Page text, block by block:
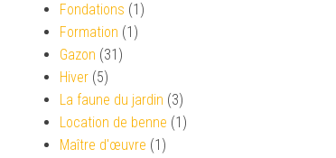
Fondations (1)
Formation (1)
Gazon (31)
Hiver (5)
La faune du jardin (3)
Location de benne (1)
Maître d'œuvre (1)